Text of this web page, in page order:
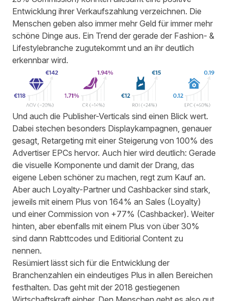
Entwicklung ihrer Verkaufszahlung verzeichnen. Die
Menschen geben also immer mehr Geld für immer mehr
schöne Dinge aus. Ein Trend der gerade der Fashion- &
Lifestylebranche zugutekommt und an ihr deutlich
erkennbar wird.
Und auch die Publisher-Verticals sind einen Blick wert.
Dabei stechen besonders Displaykampagnen, genauer
gesagt, Retargeting mit einer Steigerung von 100% des
Advertiser EPCs hervor. Auch hier wird deutlich: Gerade
die visuelle Komponente und damit der Drang, das
eigene Leben schöner zu machen, regt zum Kauf an.
Aber auch Loyalty-Partner und Cashbacker sind stark,
jeweils mit einem Plus von 164% an Sales (Loyalty)
und einer Commission von +77% (Cashbacker). Weiter
hinten, aber ebenfalls mit einem Plus von über 30%
sind dann Rabttcodes und Editiorial Content zu
nennen.
Resümiert lässt sich für die Entwicklung der
Branchenzahlen ein eindeutiges Plus in allen Bereichen
festhalten. Das geht mit der 2018 gestiegenen